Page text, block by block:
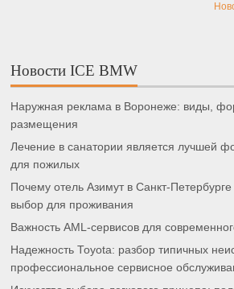
Новости ICE BMW
Наружная реклама в Воронеже: виды,
размещения
Лечение в санатории является лучшей
для пожилых
Почему отель Азимут в Санкт-
выбор для проживания
Важность AML-сервисов для
Надежность Toyota: разбор типичных
профессиональное сервисное